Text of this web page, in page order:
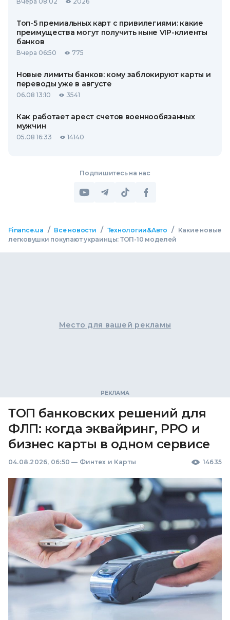
Топ-5 премиальных карт с привилегиями: какие
преимущества могут получить ныне VIP-клиенты
банков
Вчера 06:50 775
Новые лимиты банков: кому заблокируют карты и
переводы уже в августе
06.08 13:10 3541
Как работает арест счетов военнообязанных
мужчин
05.08 16:33 14140
Подпишитесь на нас
Finance.ua / Все новости / Технологии&Авто /
Какие новые
легковушки покупают украинцы: ТОП-10 моделей
Место для вашей рекламы
ТОП банковских решений для
ФЛП: когда эквайринг, РРО и
бизнес карты в одном сервисе
04.08.2026, 06:50 — Финтех и Карты 14635